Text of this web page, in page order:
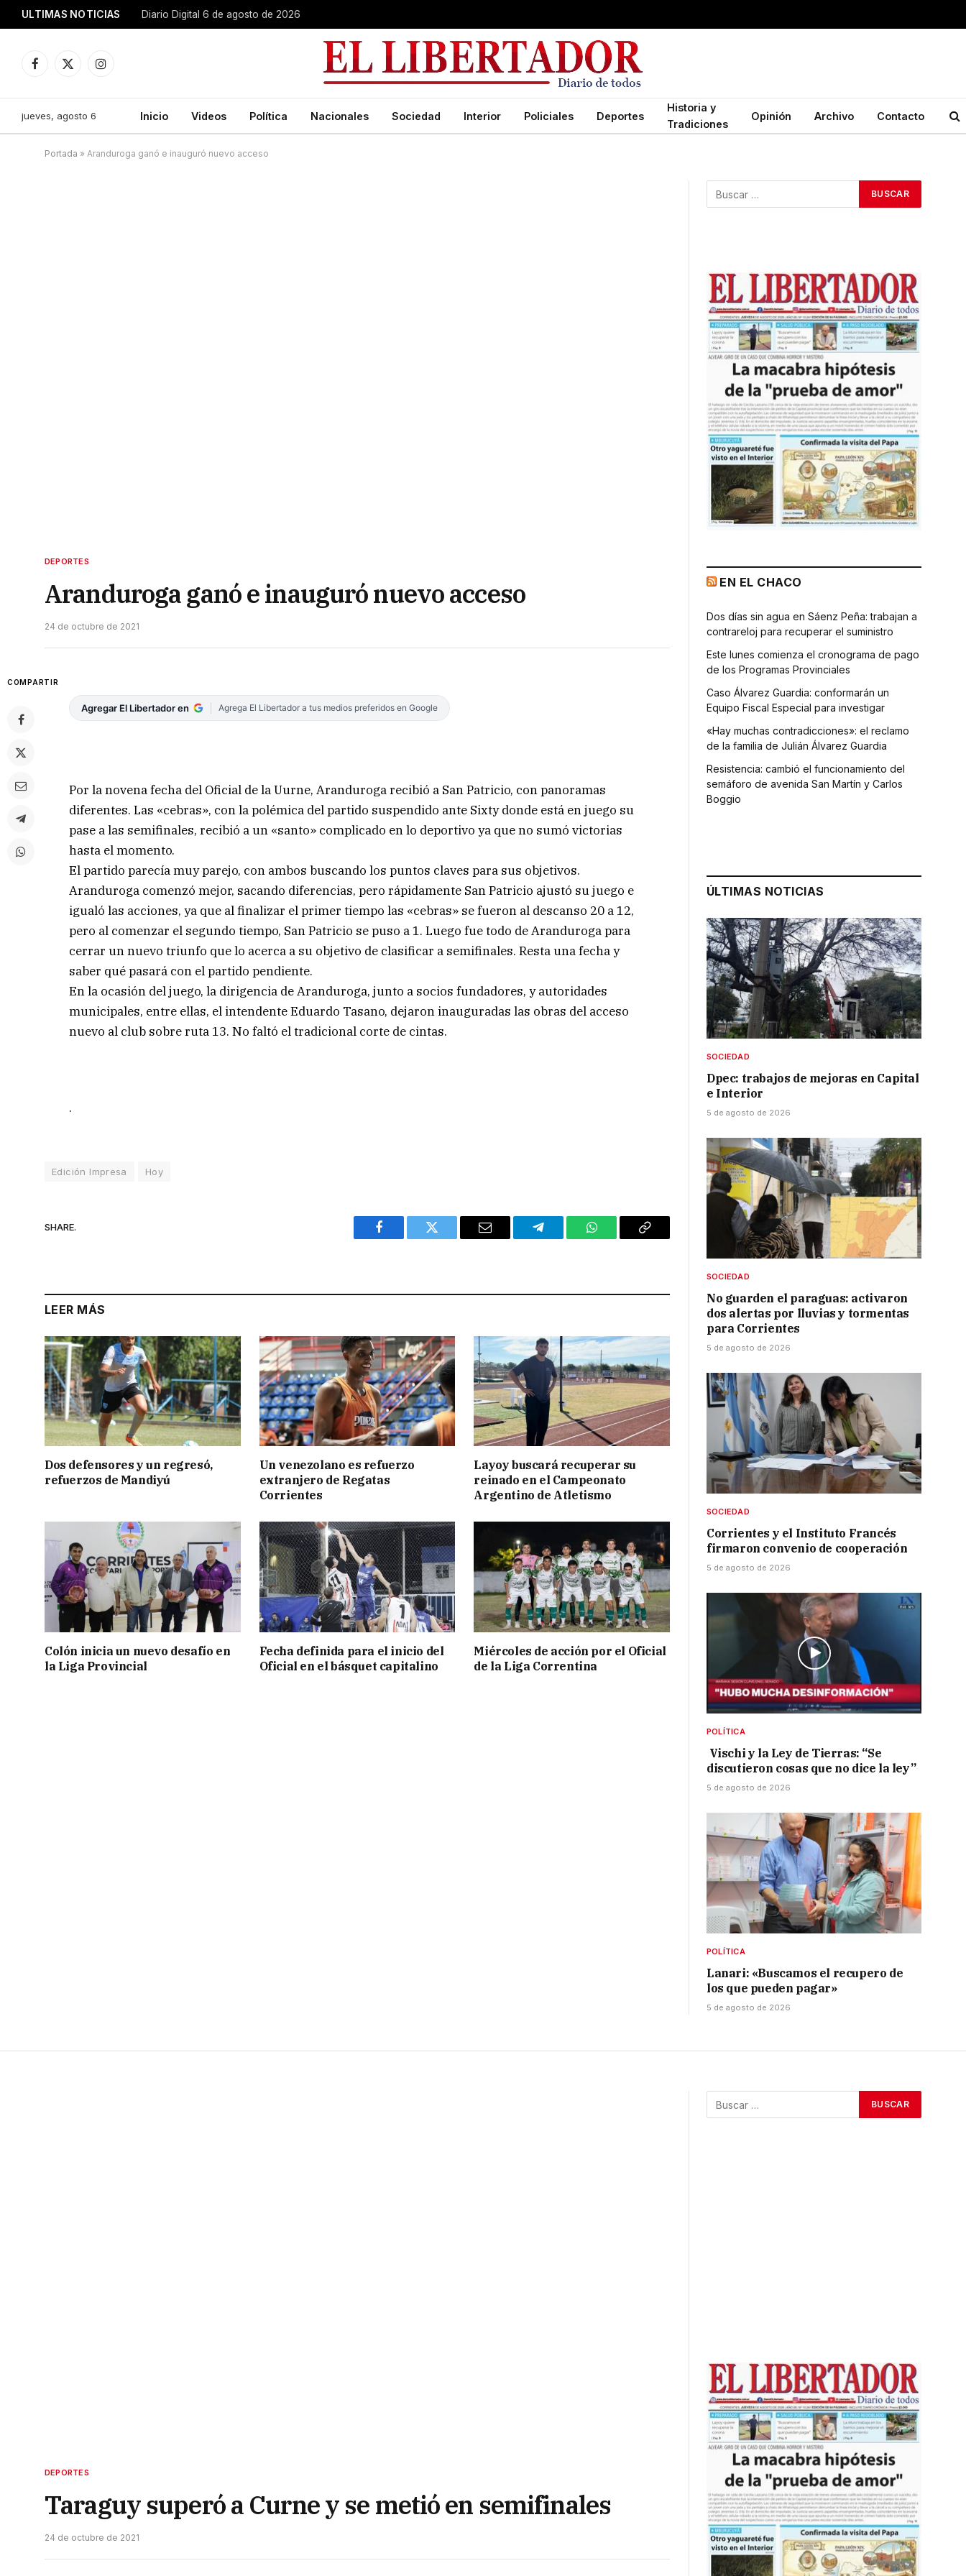
ULTIMAS NOTICIAS Diario Digital 6 de agosto de 2026
Facebook
X
Instagram
jueves, agosto 6 Inicio Videos Política Nacionales Sociedad Interior Policiales Deportes
Historia y
Tradiciones
Opinión Archivo Contacto
Portada » Aranduroga ganó e inauguró nuevo acceso
DEPORTES
Aranduroga ganó e inauguró nuevo acceso
24 de octubre de 2021
COMPARTIR
Agregar El Libertador en Agrega El Libertador a tus medios preferidos en Google
Por la novena fecha del Oficial de la Uurne, Aranduroga recibió a San Patricio, con panoramas
diferentes. Las «cebras», con la polémica del partido suspendido ante Sixty donde está en juego su
pase a las semifinales, recibió a un «santo» complicado en lo deportivo ya que no sumó victorias
hasta el momento.
El partido parecía muy parejo, con ambos buscando los puntos claves para sus objetivos.
Aranduroga comenzó mejor, sacando diferencias, pero rápidamente San Patricio ajustó su juego e
igualó las acciones, ya que al finalizar el primer tiempo las «cebras» se fueron al descanso 20 a 12,
pero al comenzar el segundo tiempo, San Patricio se puso a 1. Luego fue todo de Aranduroga para
cerrar un nuevo triunfo que lo acerca a su objetivo de clasificar a semifinales. Resta una fecha y
saber qué pasará con el partido pendiente.
En la ocasión del juego, la dirigencia de Aranduroga, junto a socios fundadores, y autoridades
municipales, entre ellas, el intendente Eduardo Tasano, dejaron inauguradas las obras del acceso
nuevo al club sobre ruta 13. No faltó el tradicional corte de cintas.
.
Edición Impresa Hoy
SHARE.
Facebook Twitter Email Telegram WhatsAppCopy
LEER MÁS
Dos defensores y un regresó,
refuerzos de Mandiyú
Un venezolano es refuerzo
extranjero de Regatas
Corrientes
Layoy buscará recuperar su
reinado en el Campeonato
Argentino de Atletismo
Colón inicia un nuevo desafío en
la Liga Provincial
Fecha definida para el inicio del
Oficial en el básquet capitalino
Miércoles de acción por el Oficial
de la Liga Correntina
EN EL CHACO
Dos días sin agua en Sáenz Peña: trabajan a
contrareloj para recuperar el suministro
Este lunes comienza el cronograma de pago
de los Programas Provinciales
Caso Álvarez Guardia: conformarán un
Equipo Fiscal Especial para investigar
«Hay muchas contradicciones»: el reclamo
de la familia de Julián Álvarez Guardia
Resistencia: cambió el funcionamiento del
semáforo de avenida San Martín y Carlos
Boggio
ÚLTIMAS NOTICIAS
SOCIEDAD
Dpec: trabajos de mejoras en Capital
e Interior
5 de agosto de 2026
SOCIEDAD
No guarden el paraguas: activaron
dos alertas por lluvias y tormentas
para Corrientes
5 de agosto de 2026
SOCIEDAD
Corrientes y el Instituto Francés
firmaron convenio de cooperación
5 de agosto de 2026
POLÍTICA
Vischi y la Ley de Tierras: “Se
discutieron cosas que no dice la ley”
5 de agosto de 2026
POLÍTICA
Lanari: «Buscamos el recupero de
los que pueden pagar»
5 de agosto de 2026
DEPORTES
Taraguy superó a Curne y se metió en semifinales
24 de octubre de 2021